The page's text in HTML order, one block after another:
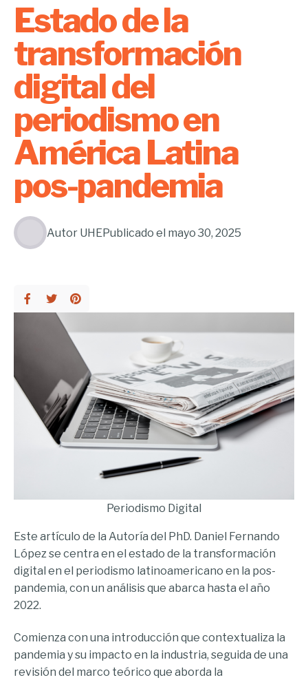
Estado de la
transformación
digital del
periodismo en
América Latina
pos-pandemia
Autor UHEPublicado el mayo 30, 2025
Periodismo Digital
Este artículo de la Autoría del PhD. Daniel Fernando
López se centra en el estado de la transformación
digital en el periodismo latinoamericano en la pos-
pandemia, con un análisis que abarca hasta el año
2022.
Comienza con una introducción que contextualiza la
pandemia y su impacto en la industria, seguida de una
revisión del marco teórico que aborda la